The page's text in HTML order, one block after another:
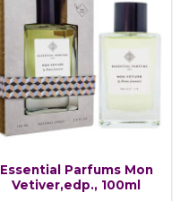
Essential Parfums Mon
Vetiver,edp., 100ml